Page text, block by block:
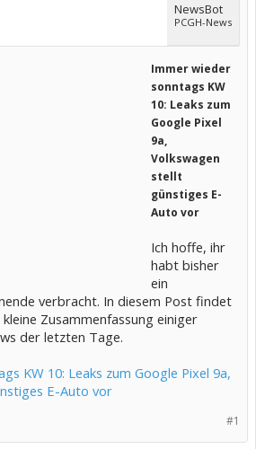
NewsBot
PCGH-News
Immer wieder
sonntags KW
10: Leaks zum
Google Pixel
9a,
Volkswagen
stellt
günstiges E-
Auto vor
Ich hoffe, ihr
habt bisher
ein
verbracht. In diesem Post findet
Zusammenfassung einiger
der letzten Tage.
KW 10: Leaks zum Google Pixel 9a,
E-Auto vor
#1